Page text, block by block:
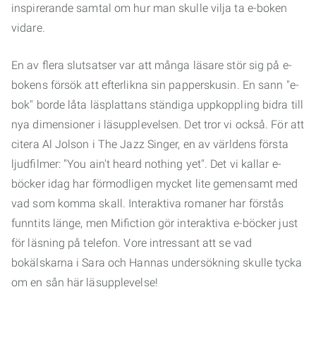
inspirerande samtal om hur man skulle vilja ta e-boken
vidare.
En av flera slutsatser var att många läsare stör sig på e-
bokens försök att efterlikna sin papperskusin. En sann "e-
bok" borde låta läsplattans ständiga uppkoppling bidra till
nya dimensioner i läsupplevelsen. Det tror vi också. För att
citera Al Jolson i The Jazz Singer, en av världens första
ljudfilmer: "You ain't heard nothing yet". Det vi kallar e-
böcker idag har förmodligen mycket lite gemensamt med
vad som komma skall. Interaktiva romaner har förstås
funntits länge, men Mifiction gör interaktiva e-böcker just
för läsning på telefon. Vore intressant att se vad
bokälskarna i Sara och Hannas undersökning skulle tycka
om en sån här läsupplevelse!